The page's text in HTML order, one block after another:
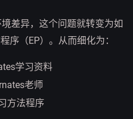
差异，这个问题就转变为如
序（EP）。从而细化为：
学习资料
老师
方法程序